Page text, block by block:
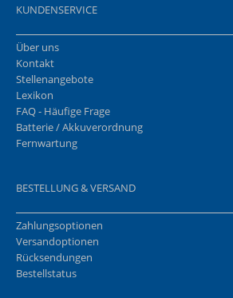
KUNDENSERVICE
Über uns
Kontakt
Stellenangebote
Lexikon
FAQ - Häufige Frage
Batterie / Akkuverordnung
Fernwartung
BESTELLUNG & VERSAND
Zahlungsoptionen
Versandoptionen
Rücksendungen
Bestellstatus